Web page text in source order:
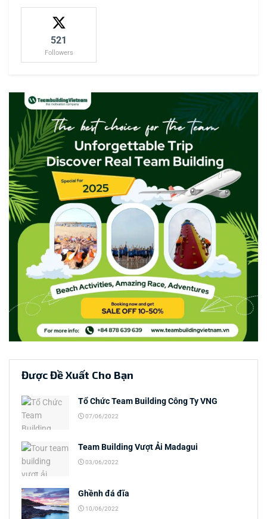
521
Followers
Được Đề Xuất Cho Bạn
Tổ Chức Team Building Công Ty VNG
07/06/2022
Team Building Vượt Ải Madagui
03/06/2022
Ghềnh đá đĩa
10/06/2022